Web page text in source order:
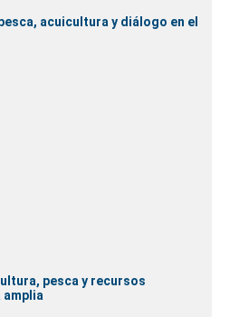
acuicultura y diálogo en el
pesca y recursos